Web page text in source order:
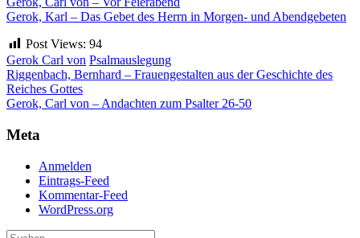
Gerok, Karl – Das Gebet des Herrn in Morgen- und Abendgebeten
Post Views: 94
Gerok Carl von Psalmauslegung
Beitragsnavigation
Riggenbach, Bernhard – Frauengestalten aus der Geschichte des
Reiches Gottes
Gerok, Carl von – Andachten zum Psalter 26-50
Meta
Anmelden
Eintrags-Feed
Kommentar-Feed
WordPress.org